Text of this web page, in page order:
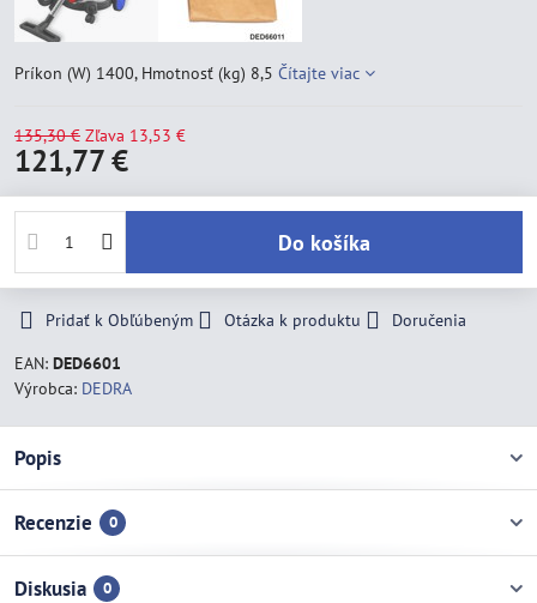
Príkon (W) 1400, Hmotnosť (kg) 8,5 Čítajte viac
135,30 € Zľava 13,53 €
121,77 €
Do košíka
Pridať k Obľúbeným Otázka k produktu
Doručenia
EAN: DED6601
Výrobca: DEDRA
Popis
Recenzie 0
Diskusia 0